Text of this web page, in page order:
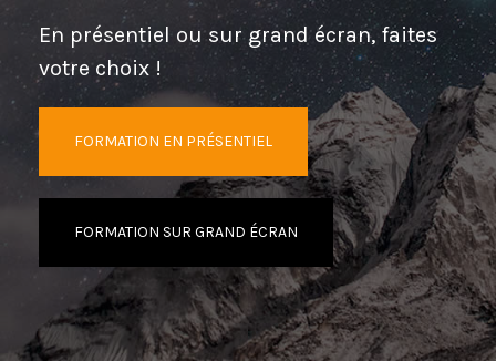
En présentiel ou sur grand écran, faites
votre choix !
FORMATION EN PRÉSENTIEL
FORMATION SUR GRAND ÉCRAN